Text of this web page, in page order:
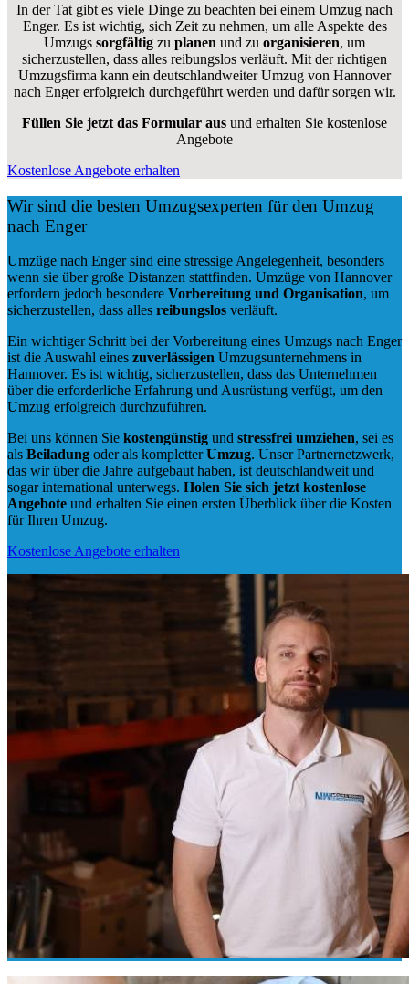
In der Tat gibt es viele Dinge zu beachten bei einem Umzug nach
Enger. Es ist wichtig, sich Zeit zu nehmen, um alle Aspekte des
Umzugs sorgfältig zu planen und zu organisieren, um
sicherzustellen, dass alles reibungslos verläuft. Mit der richtigen
Umzugsfirma kann ein deutschlandweiter Umzug von Hannover
nach Enger erfolgreich durchgeführt werden und dafür sorgen wir.
Füllen Sie jetzt das Formular aus und erhalten Sie kostenlose
Angebote
Kostenlose Angebote erhalten
Wir sind die besten Umzugsexperten für den Umzug
nach Enger
Umzüge nach Enger sind eine stressige Angelegenheit, besonders
wenn sie über große Distanzen stattfinden. Umzüge von Hannover
erfordern jedoch besondere Vorbereitung und Organisation, um
sicherzustellen, dass alles reibungslos verläuft.
Ein wichtiger Schritt bei der Vorbereitung eines Umzugs nach Enger
ist die Auswahl eines zuverlässigen Umzugsunternehmens in
Hannover. Es ist wichtig, sicherzustellen, dass das Unternehmen
über die erforderliche Erfahrung und Ausrüstung verfügt, um den
Umzug erfolgreich durchzuführen.
Bei uns können Sie kostengünstig und stressfrei umziehen, sei es
als Beiladung oder als kompletterUmzug. Unser Partnernetzwerk,
das wir über die Jahre aufgebaut haben, ist deutschlandweit und
sogar international unterwegs. Holen Sie sich jetzt kostenlose
Angebote und erhalten Sie einen ersten Überblick über die Kosten
für Ihren Umzug.
Kostenlose Angebote erhalten